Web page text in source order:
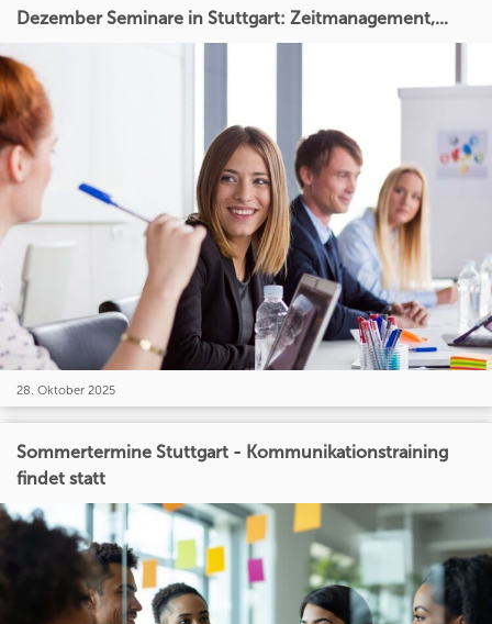
Dezember Seminare in Stuttgart: Zeitmanagement,...
28. Oktober 2025
Sommertermine Stuttgart - Kommunikationstraining
findet statt